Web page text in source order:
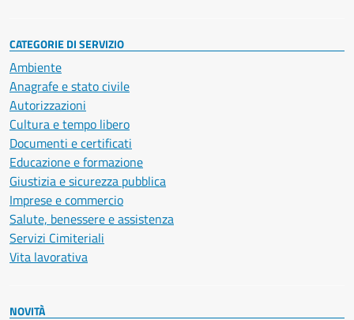
CATEGORIE DI SERVIZIO
Ambiente
Anagrafe e stato civile
Autorizzazioni
Cultura e tempo libero
Documenti e certificati
Educazione e formazione
Giustizia e sicurezza pubblica
Imprese e commercio
Salute, benessere e assistenza
Servizi Cimiteriali
Vita lavorativa
NOVITÀ